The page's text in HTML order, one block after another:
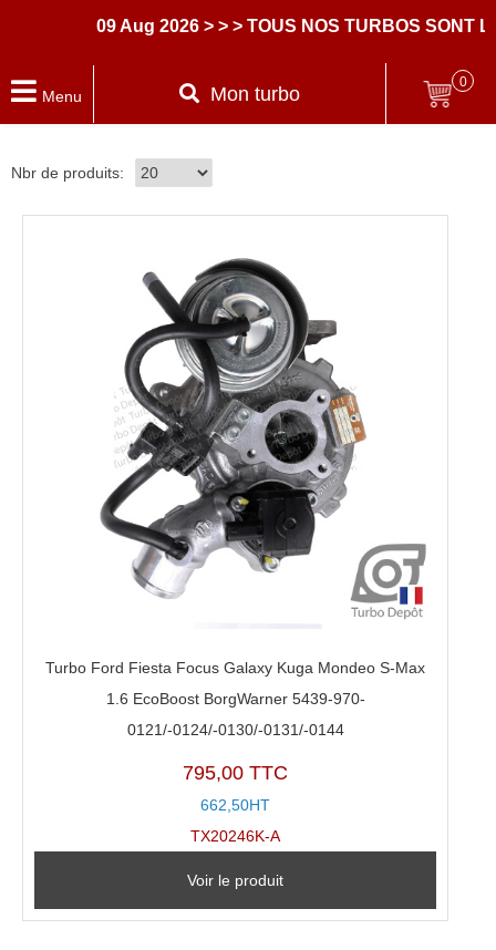
09 Aug 2026 > > > TOUS NOS TURBOS SONT
Menu Mon turbo
0
Nbr de produits:
Turbo Ford Fiesta Focus Galaxy Kuga Mondeo S-Max
1.6 EcoBoost BorgWarner 5439-970-
0121/-0124/-0130/-0131/-0144
795,00 TTC
662,50HT
TX20246K-A
Voir le produit